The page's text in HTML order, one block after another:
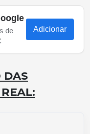
de
Adicionar
DAS